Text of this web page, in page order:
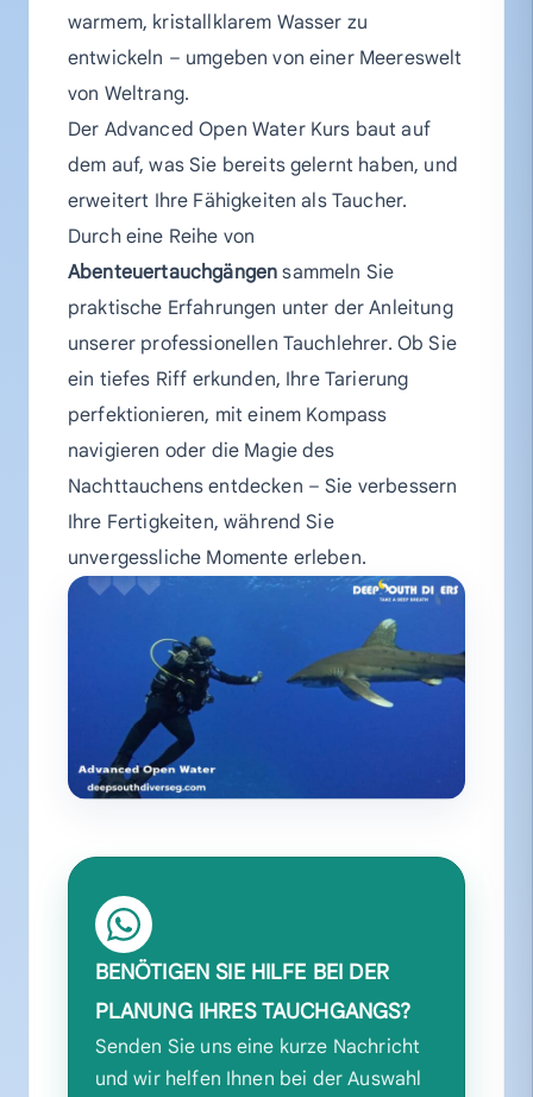
warmem, kristallklarem Wasser zu
entwickeln – umgeben von einer Meereswelt
von Weltrang.
Der Advanced Open Water Kurs baut auf
dem auf, was Sie bereits gelernt haben, und
erweitert Ihre Fähigkeiten als Taucher.
Durch eine Reihe von
Abenteuertauchgängen sammeln Sie
praktische Erfahrungen unter der Anleitung
unserer professionellen Tauchlehrer. Ob Sie
ein tiefes Riff erkunden, Ihre Tarierung
perfektionieren, mit einem Kompass
navigieren oder die Magie des
Nachttauchens entdecken – Sie verbessern
Ihre Fertigkeiten, während Sie
unvergessliche Momente erleben.
BENÖTIGEN SIE HILFE BEI DER
PLANUNG IHRES TAUCHGANGS?
Senden Sie uns eine kurze Nachricht
und wir helfen Ihnen bei der Auswahl